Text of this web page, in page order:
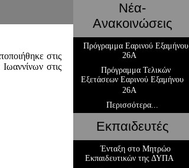
Νέα-
Ανακοινώσεις
Πρόγραμμα Εαρινού Εξαμήνου
26Α
Πρόγραμμα Τελικών
Εξετάσεων Εαρινού Εξαμήνου
26Α
Περισσότερα...
Εκπαιδευτές
Ένταξη στο Μητρώο
Εκπαιδευτικών της ΔΥΠΑ
στις
στις